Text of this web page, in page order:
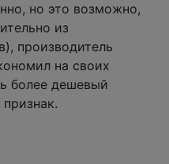
но это возможно,
из
производитель
на своих
более дешевый